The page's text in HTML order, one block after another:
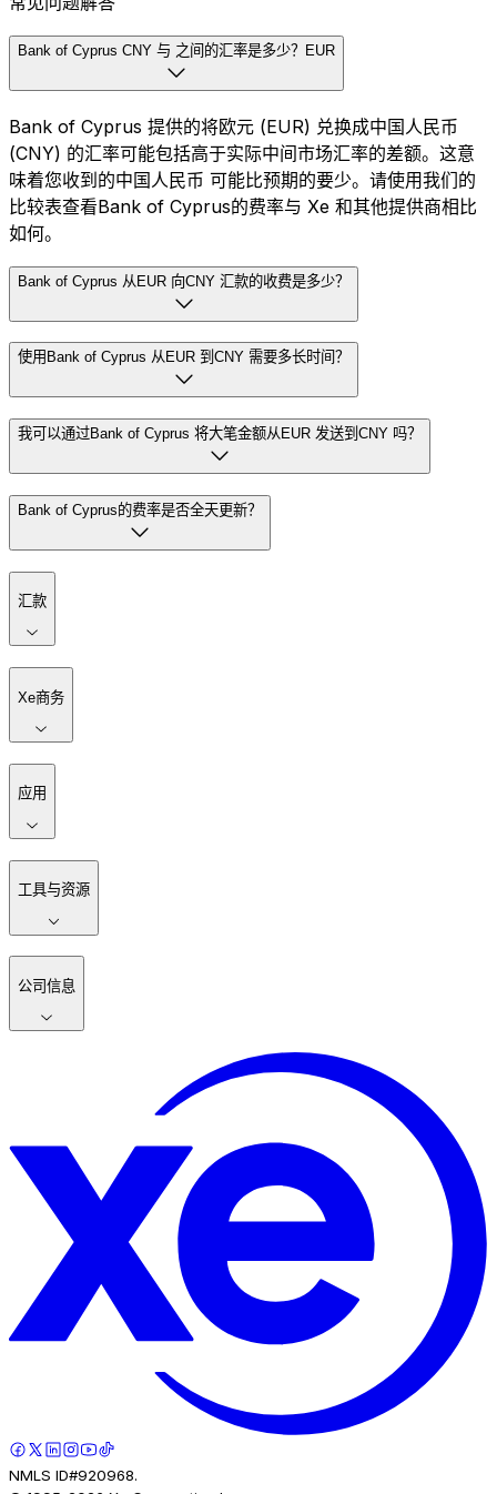
Bank of Cyprus CNY 与 之间的汇率是多少？EUR
Bank of Cyprus 提供的将欧元 (EUR) 兑换成中国人民币
(CNY) 的汇率可能包括高于实际中间市场汇率的差额。这意
味着您收到的中国人民币 可能比预期的要少。请使用我们的
比较表查看Bank of Cyprus的费率与 Xe 和其他提供商相比
如何。
Bank of Cyprus 从EUR 向CNY 汇款的收费是多少？
使用Bank of Cyprus 从EUR 到CNY 需要多长时间？
我可以通过Bank of Cyprus 将大笔金额从EUR 发送到CNY 吗？
Bank of Cyprus的费率是否全天更新？
汇款
Xe商务
应用
工具与资源
公司信息
NMLS ID#920968.